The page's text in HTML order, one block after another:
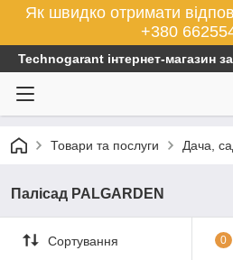
Як швидко отримати
+380
Technogarant інтернет-магазин
Товари та послуги Дача,
Палісад PALGARDEN
Сортування 0